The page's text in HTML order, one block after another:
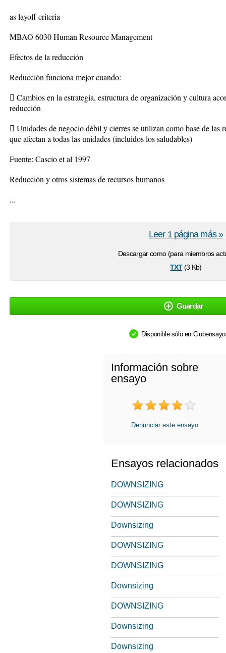
as layoff criteria
MBAO 6030 Human Resource Management
Efectos de la reducción
Reducción funciona mejor cuando:
 Cambios en la estrategia, estructura de organización y cultura
reducción
 Unidades de negocio débil y cierres se utilizan como base de las
que afectan a todas las unidades (incluidos los saludables)
Fuente: Cascio et al 1997
Reducción y otros sistemas de recursos humanos
...
Descargar como (para miembros
txt(3 Kb)
Leer 1 página más »
Guardar
Disponible sólo en
Información sobre
ensayo
Denunciar este ensayo
Ensayos relacionados
DOWNSIZING
DOWNSIZING
Downsizing
DOWNSIZING
DOWNSIZING
Downsizing
DOWNSIZING
Downsizing
Downsizing